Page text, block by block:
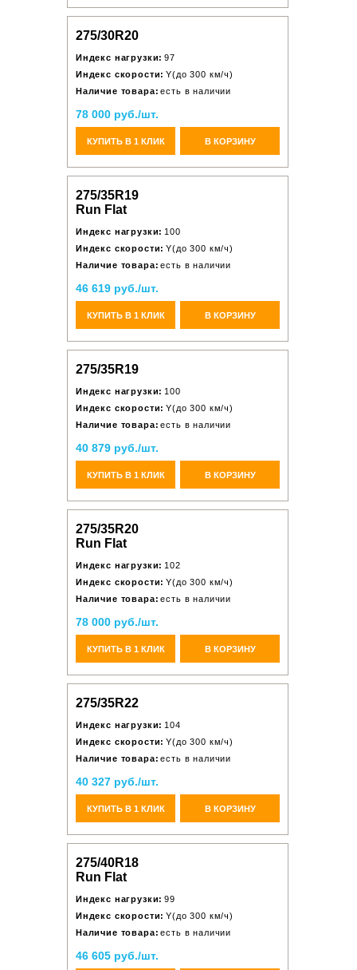
275/30R20
Индекс нагрузки: 97
Индекс скорости: Y(до 300 км/ч)
Наличие товара: есть в наличии
78 000 руб./шт.
КУПИТЬ В 1 КЛИК В КОРЗИНУ
275/35R19
Run Flat
Индекс нагрузки: 100
Индекс скорости: Y(до 300 км/ч)
Наличие товара: есть в наличии
46 619 руб./шт.
КУПИТЬ В 1 КЛИК В КОРЗИНУ
275/35R19
Индекс нагрузки: 100
Индекс скорости: Y(до 300 км/ч)
Наличие товара: есть в наличии
40 879 руб./шт.
КУПИТЬ В 1 КЛИК В КОРЗИНУ
275/35R20
Run Flat
Индекс нагрузки: 102
Индекс скорости: Y(до 300 км/ч)
Наличие товара: есть в наличии
78 000 руб./шт.
КУПИТЬ В 1 КЛИК В КОРЗИНУ
275/35R22
Индекс нагрузки: 104
Индекс скорости: Y(до 300 км/ч)
Наличие товара: есть в наличии
40 327 руб./шт.
КУПИТЬ В 1 КЛИК В КОРЗИНУ
275/40R18
Run Flat
Индекс нагрузки: 99
Индекс скорости: Y(до 300 км/ч)
Наличие товара: есть в наличии
46 605 руб./шт.